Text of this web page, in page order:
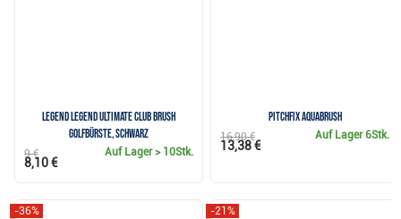
Legend Legend Ultimate Club Brush
Golfbürste, schwarz
Auf Lager> 10Stk.
9 €
8,10 €
Pitchfix Aquabrush
Auf Lager6Stk.
16,90 €
13,38 €
-36% -21%